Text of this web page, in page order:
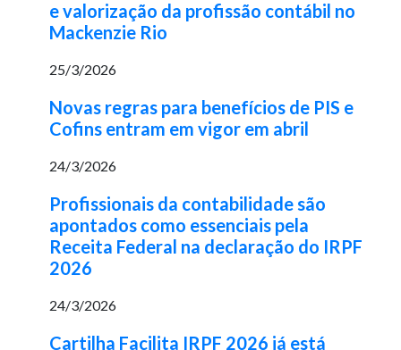
e valorização da profissão contábil no
Mackenzie Rio
25/3/2026
Novas regras para benefícios de PIS e
Cofins entram em vigor em abril
24/3/2026
Profissionais da contabilidade são
apontados como essenciais pela
Receita Federal na declaração do IRPF
2026
24/3/2026
Cartilha Facilita IRPF 2026 já está